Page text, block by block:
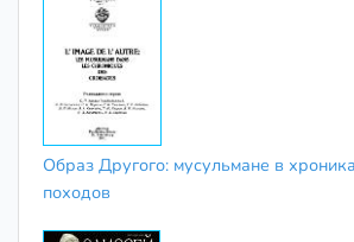
Образ Другого: мусульмане в
походов